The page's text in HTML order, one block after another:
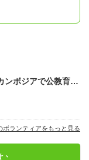
学生・社会人インターン募集| カンボジアで公教育改革支援事業補佐|経験不問
ボランティアをもっと見る